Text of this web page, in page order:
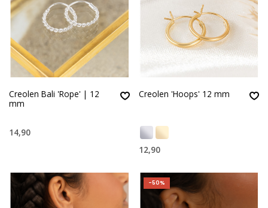
Creolen Bali 'Rope' | 12
mm
14,90
Creolen 'Hoops' 12 mm
12,90
-50%